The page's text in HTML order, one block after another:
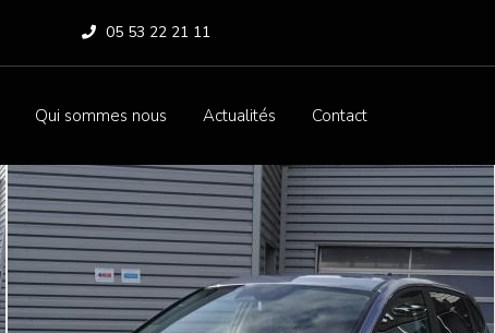
05 53 22 21 11
Qui sommes nous Actualités Contact